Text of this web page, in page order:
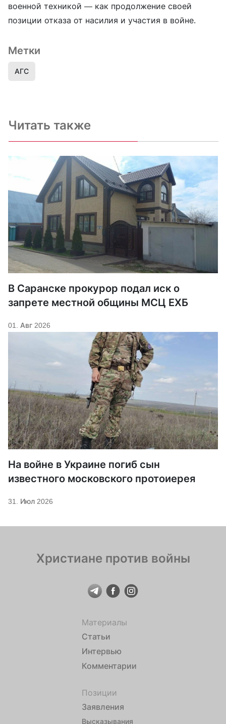
военной техникой — как продолжение своей
позиции отказа от насилия и участия в войне.
Метки
АГС
Читать также
В Саранске прокурор подал иск о
запрете местной общины МСЦ ЕХБ
01. Авг 2026
На войне в Украине погиб сын
известного московского протоиерея
31. Июл 2026
Христиане против войны
Материалы
Статьи
Интервью
Комментарии
Позиции
Заявления
Высказывания